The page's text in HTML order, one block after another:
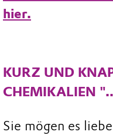
hier.
KURZ UND
CHEMIKALIEN
Sie mögen es